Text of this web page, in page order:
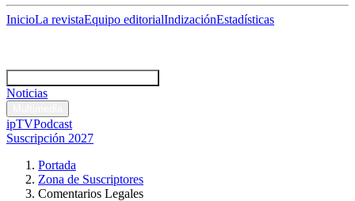
InicioLa revistaEquipo editorialIndizaciónEstadísticas
Noticias
ipTVPodcast
Suscripción 2027
Portada
Zona de Suscriptores
Comentarios Legales